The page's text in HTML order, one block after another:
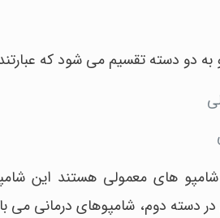
دو دسته تقسیم می شود که
های معمولی هستند این
در دسته دوم، شامپوهای درمانی